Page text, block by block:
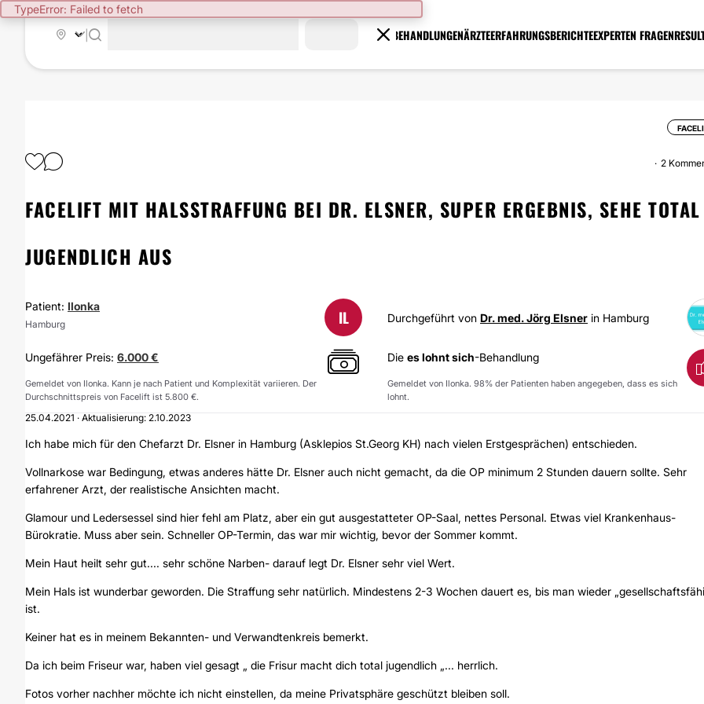
TypeError: Failed to fetch
BEHANDLUNGENÄRZTEERFAHRUNGSBERICHTEEXPERTEN FRAGEN
2
FACELIFT MIT HALSSTRAFFUNG BEI DR. ELSNER, SUPER ERGEBNIS, SEHE TOTAL
JUGENDLICH AUS
Patient: Ilonka
Hamburg IL Durchgeführt von Dr. med. Jörg Elsner in Hamburg
Ungefährer Preis: 6.000 €
Gemeldet von Ilonka. Kann je nach Patient und Komplexität variieren. Der
Durchschnittspreis von Facelift ist 5.800 €.
Die es lohnt sich-Behandlung
Gemeldet von Ilonka. 98% der Patienten haben angegeben, dass es sich
lohnt.
25.04.2021 · Aktualisierung: 2.10.2023
Ich habe mich für den Chefarzt Dr. Elsner in Hamburg (Asklepios St.Georg KH) nach vielen Erstgesprächen) entschieden.
Vollnarkose war Bedingung, etwas anderes hätte Dr. Elsner auch nicht gemacht, da die OP minimum 2 Stunden dauern sollte. Sehr
erfahrener Arzt, der realistische Ansichten macht.
Glamour und Ledersessel sind hier fehl am Platz, aber ein gut ausgestatteter OP-Saal, nettes Personal. Etwas viel Krankenhaus-
Bürokratie. Muss aber sein. Schneller OP-Termin, das war mir wichtig, bevor der Sommer kommt.
Mein Haut heilt sehr gut.... sehr schöne Narben- darauf legt Dr. Elsner sehr viel Wert.
Mein Hals ist wunderbar geworden. Die Straffung sehr natürlich. Mindestens 2-3 Wochen dauert es, bis man wieder
ist.
Keiner hat es in meinem Bekannten- und Verwandtenkreis bemerkt.
Da ich beim Friseur war, haben viel gesagt „ die Frisur macht dich total jugendlich „... herrlich.
Fotos vorher nachher möchte ich nicht einstellen, da meine Privatsphäre geschützt bleiben soll.